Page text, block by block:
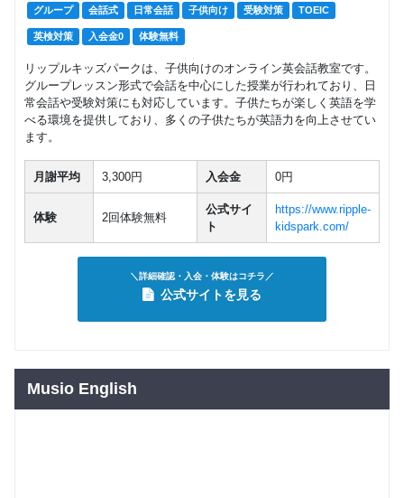
グループ 会話式 日常会話 子供向け 受験対策 TOEIC
英検対策 入会金0 体験無料
リップルキッズパークは、子供向けのオンライン英会話教室です。
グループレッスン形式で会話を中心にした授業が行われており、日
常会話や受験対策にも対応しています。子供たちが楽しく英語を学
べる環境を提供しており、多くの子供たちが英語力を向上させてい
ます。
月謝平均 3,300円 入会金 0円
体験 2回体験無料
公式サイ
ト
https://www.ripple-
kidspark.com/
＼詳細確認・入会・体験はコチラ／
公式サイトを見る
Musio English